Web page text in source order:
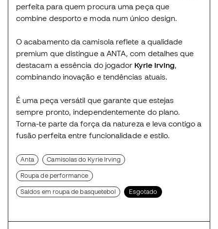
perfeita para quem procura uma peça que
combine desporto e moda num único design.
O acabamento da camisola reflete a qualidade
premium que distingue a ANTA, com detalhes que
destacam a essência do jogador Kyrie Irving
combinando inovação e tendências atuais.
É uma peça versátil que garante que estejas
sempre pronto, independentemente do plano.
Torna-te parte da força da natureza e leva contigo a
fusão perfeita entre funcionalidade e estilo.
Anta Camisolas do Kyrie Irving
Roupa de performance
Saldos em roupa de basquetebol Esgotado